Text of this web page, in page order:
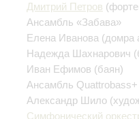
Дмитрий Петров
Ансамбль «Забава»
Елена Иванова (домра
Надежда Шахнарович
Иван Ефимов (баян)
Ансамбль Quattrobass+
Александр Шило
Симфонический